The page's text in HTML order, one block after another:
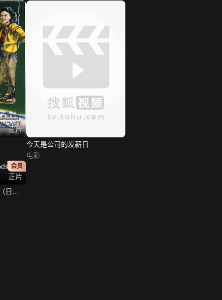
正片
今天是公司的发薪日
电影
正片
会员
日语